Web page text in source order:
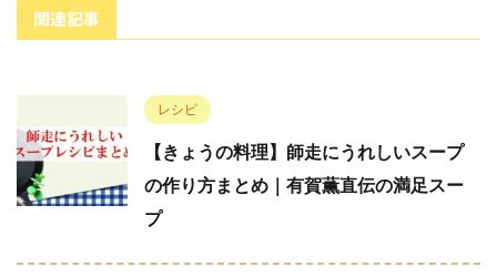
関連記事
レシピ
【きょうの料理】師走にうれしいスープ
の作り方まとめ｜有賀薫直伝の満足スー
プ